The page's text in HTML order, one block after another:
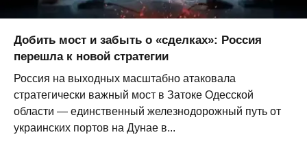
Добить мост и забыть о «сделках»: Россия
перешла к новой стратегии
Россия на выходных масштабно атаковала
стратегически важный мост в Затоке Одесской
области — единственный железнодорожный путь от
украинских портов на Дунае в...